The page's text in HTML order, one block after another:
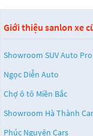
Giới thiệu sanlon xe
Showroom SUV Auto Pro
Ngọc Diễn Auto
Chợ ô tô Miền Bắc
Showroom Hà Thành Car
Phúc Nguyên Cars